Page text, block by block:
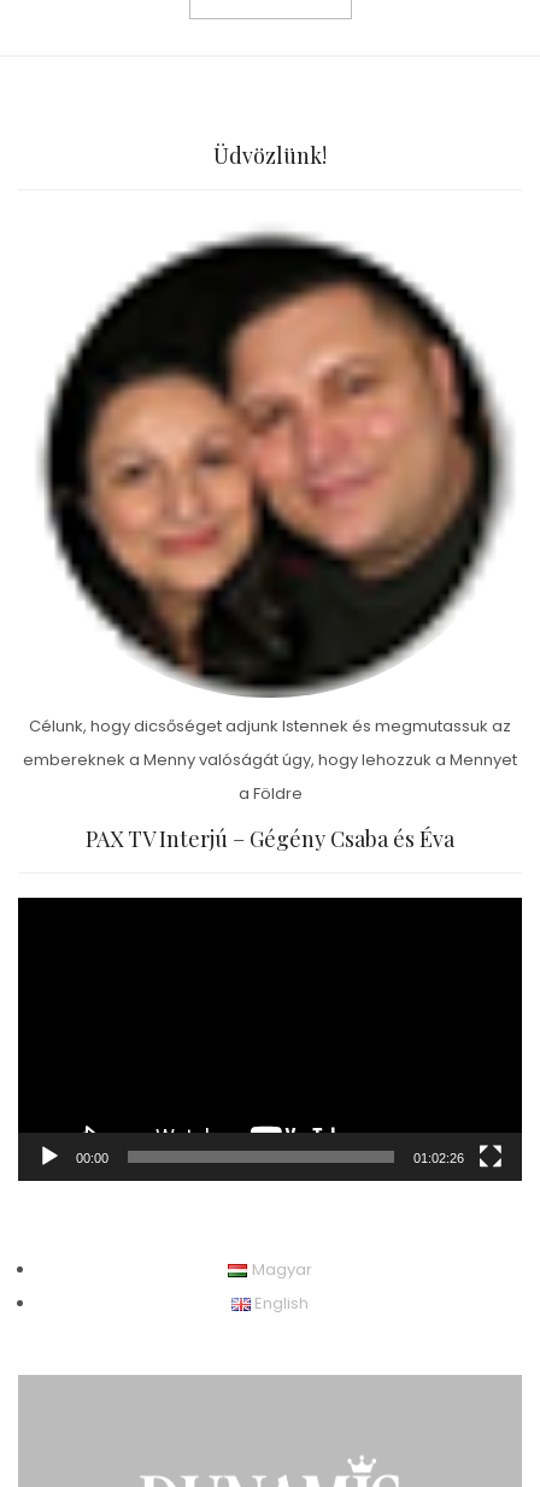
Üdvözlünk!
Célunk, hogy dicsőséget adjunk Istennek és megmutassuk az
embereknek a Menny valóságát úgy, hogy lehozzuk a Mennyet
a Földre
PAX TV Interjú – Gégény Csaba és Éva
00:00 01:02:26
Magyar
English